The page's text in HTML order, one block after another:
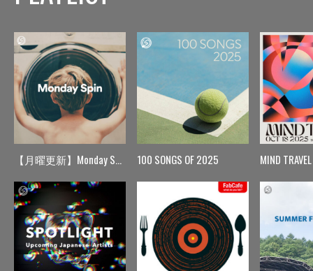
【月曜更新】Monday Spin 100 SONGS OF 2025 MIND TRAVEL